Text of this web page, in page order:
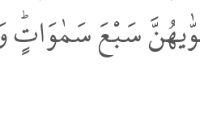
سَبْعَ